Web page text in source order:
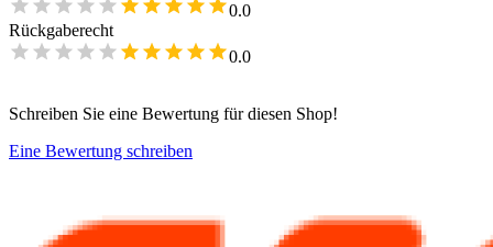
0.0
Rückgaberecht
0.0
Schreiben Sie eine Bewertung für diesen Shop!
Eine Bewertung schreiben